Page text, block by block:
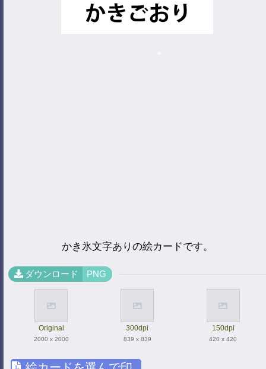
かき氷文字ありの絵カードです。
ダウンロード PNG
Original
2000 x 2000
300dpi
839 x 839
150dpi
420 x 420